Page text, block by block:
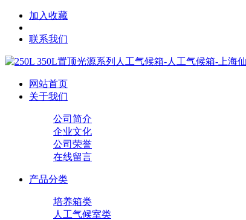
加入收藏
联系我们
网站首页
关于我们
公司简介
企业文化
公司荣誉
在线留言
产品分类
培养箱类
人工气候室类